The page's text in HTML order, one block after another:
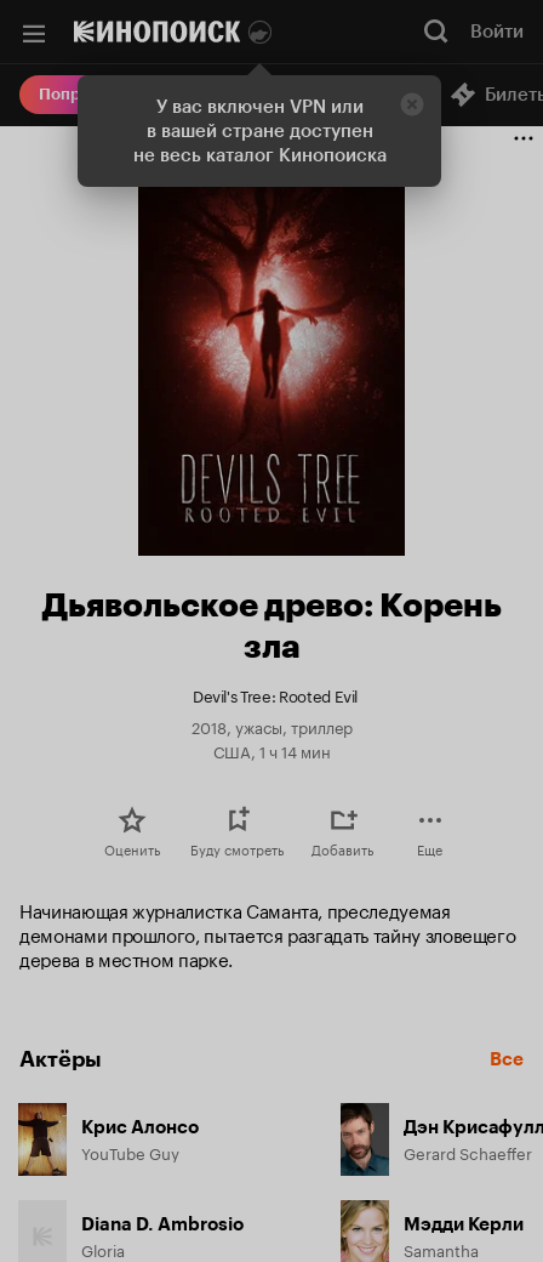
У вас включен VPN или
в вашей стране доступен
не весь каталог Кинопоиска
Войти
Попробовать Плюс Онлайн-кинотеатр
Дьявольское древо: Корень
зла
Devil's Tree: Rooted Evil
2018, ужасы, триллер
США, 1 ч 14 мин
Оценить Буду смотреть Добавить Еще
Начинающая журналистка Саманта, преследуемая
демонами прошлого, пытается разгадать тайну зловещего
дерева в местном парке.
Актёры Все
Крис Алонсо
YouTube Guy
Diana D. Ambrosio
Gloria
Дэн
Gerard Schaeffer
Мэдди Керли
Samantha